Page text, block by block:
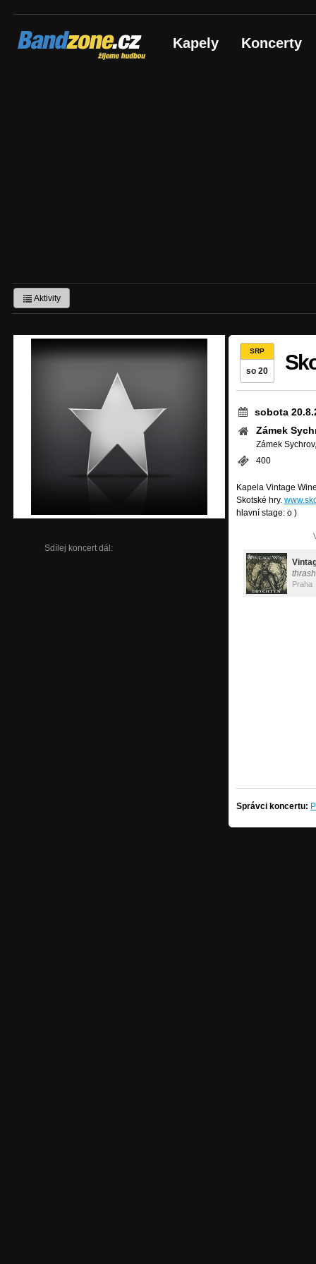
Bandzone.cz
žijeme hudbou Kapely Koncerty
Aktivity
Sdílej koncert dál:
SRP
so 20
sobota
Zámek
Zámek
400
Kapela Vintage
Skotské hry.
hlavní stage: o )
Praha
Správci koncertu: